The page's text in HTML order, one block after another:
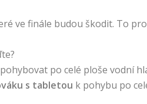
ve finále budou škodit. To
po celé ploše vodní
s tabletou k pohybu po